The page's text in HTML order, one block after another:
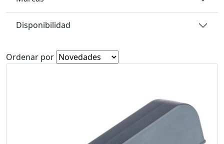
Disponibilidad
Ordenar por